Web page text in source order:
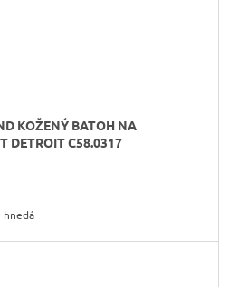
KOŽENÝ BATOH NA
DETROIT C58.0317
hnedá